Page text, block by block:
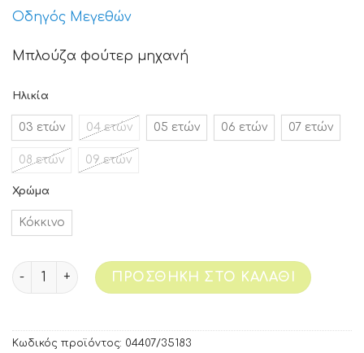
Οδηγός Μεγεθών
Μπλούζα φούτερ μηχανή
Ηλικία
03 ετών 04 ετών 05 ετών 06 ετών 07 ετών
08 ετών 09 ετών
Χρώμα
Κόκκινο
ΠΡΟΣΘΉΚΗ ΣΤΟ ΚΑΛΆΘΙ
Κωδικός προϊόντος: 04407/35183